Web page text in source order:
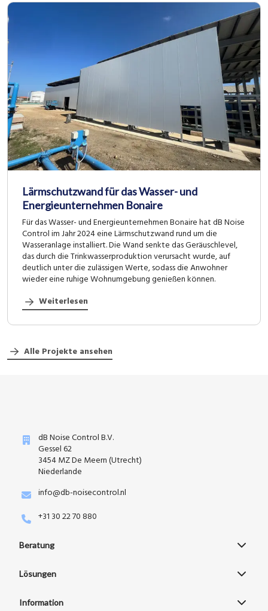
Lärmschutzwand für das Wasser- und
Energieunternehmen Bonaire
Für das Wasser- und Energieunternehmen Bonaire hat dB Noise
Control im Jahr 2024 eine Lärmschutzwand rund um die
Wasseranlage installiert. Die Wand senkte das Geräuschlevel,
das durch die Trinkwasserproduktion verursacht wurde, auf
deutlich unter die zulässigen Werte, sodass die Anwohner
wieder eine ruhige Wohnumgebung genießen können.
Weiterlesen
Alle Projekte ansehen
dB Noise Control B.V.
Gessel 62
3454 MZ De Meern (Utrecht)
Niederlande
info@db-noisecontrol.nl
+31 30 22 70 880
Beratung
Lösungen
Information